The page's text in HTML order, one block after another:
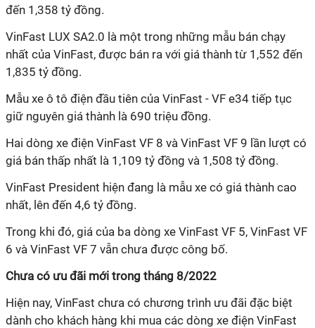
đến 1,358 tỷ đồng.
VinFast LUX SA2.0 là một trong những mẫu bán chạy
nhất của VinFast, được bán ra với giá thành từ 1,552 đến
1,835 tỷ đồng.
Mẫu xe ô tô điện đầu tiên của VinFast - VF e34 tiếp tục
giữ nguyên giá thành là 690 triệu đồng.
Hai dòng xe điện VinFast VF 8 và VinFast VF 9 lần lượt có
giá bán thấp nhất là 1,109 tỷ đồng và 1,508 tỷ đồng.
VinFast President hiện đang là mẫu xe có giá thành cao
nhất, lên đến 4,6 tỷ đồng.
Trong khi đó, giá của ba dòng xe VinFast VF 5, VinFast VF
6 và VinFast VF 7 vẫn chưa được công bố.
Chưa có ưu đãi mới trong tháng 8/2022
Hiện nay, VinFast chưa có chương trình ưu đãi đặc biệt
dành cho khách hàng khi mua các dòng xe điện VinFast